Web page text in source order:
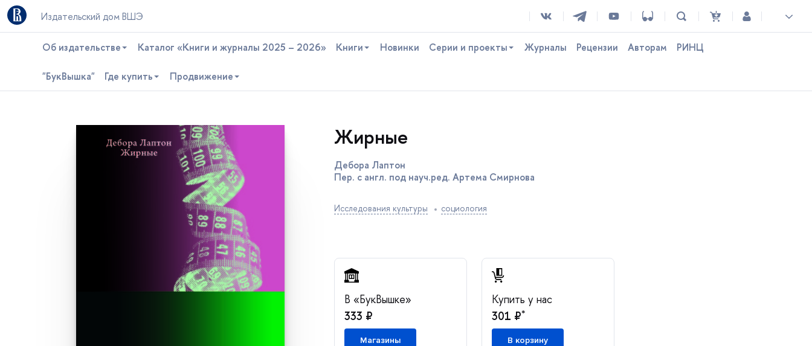
Издательский дом ВШЭ
Об издательстве Каталог «Книги и журналы 2025 – 2026» Книги Новинки Серии и проекты Журналы Рецензии Авторам РИНЦ
"БукВышка" Где купить Продвижение
Жирные
Дебора Лаптон
Пер. с англ. под науч.ред. Артема Смирнова
Исследования культуры социология
«БукВышке»
333 ₽
Магазины
Купить у нас
301 ₽*
корзину